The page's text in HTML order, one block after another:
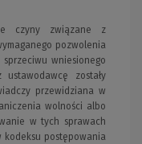
czyny związane z
pozwolenia
wniesionego
zostały
przewidziana w
wolności albo
w tych sprawach
kodeksu postępowania